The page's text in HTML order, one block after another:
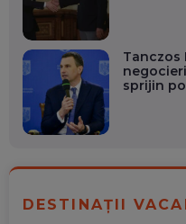
Tanczos
sprijin
DESTINAȚII